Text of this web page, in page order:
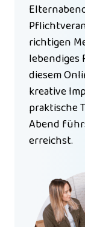
richtigen
lebendiges
diesem
kreative
praktische
Abend
erreichst.